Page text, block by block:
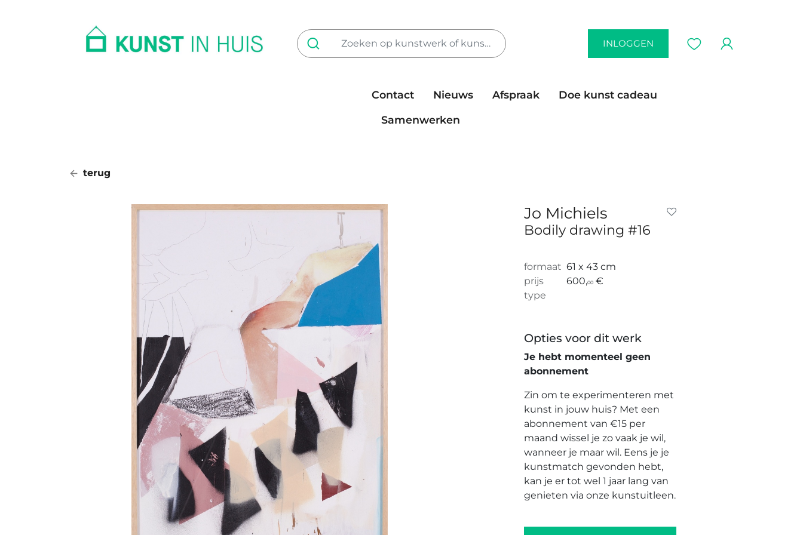
INLOGGEN
Contact Nieuws Afspraak
Doe kunst cadeau
Samenwerken
terug
Jo Michiels
Bodily drawing #16
formaat 61 x 43 cm
prijs
600,00 €
type
Opties voor dit werk
Je hebt momenteel geen
abonnement
Zin om te experimenteren met
kunst in jouw huis? Met een
abonnement van €15 per
maand wissel je zo vaak je wil,
wanneer je maar wil. Eens je je
kunstmatch gevonden hebt,
kan je er tot wel 1 jaar lang van
genieten via onze kunstuitleen.